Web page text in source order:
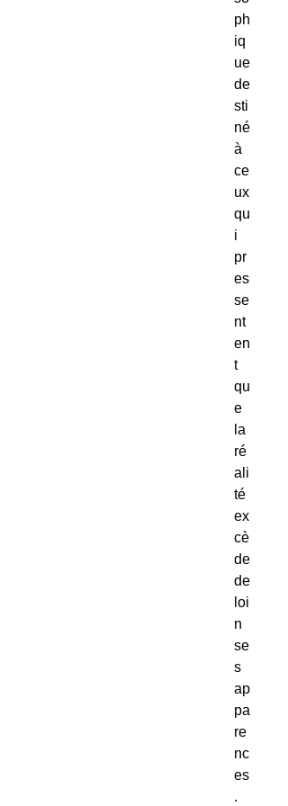
ph
iq
ue
de
sti
né
à
ce
ux
qu
i
pr
es
se
nt
en
t
qu
e
la
ré
ali
té
ex
cè
de
de
loi
n
se
s
ap
pa
re
nc
es
.